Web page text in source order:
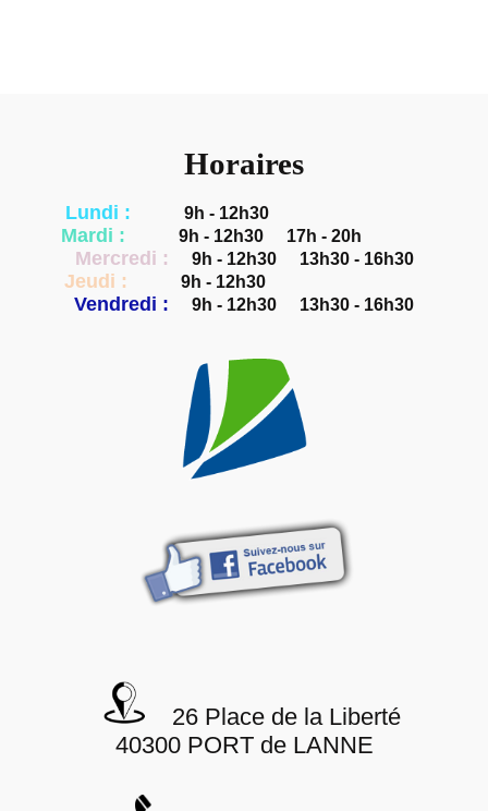
Horaires
Lundi : 9h - 12h30
Mardi : 9h - 12h30 17h - 20h
Mercredi : 9h - 12h30 13h30 - 16h30
Jeudi : 9h - 12h30
Vendredi : 9h - 12h30 13h30 - 16h30
26 Place de la Liberté
40300 PORT de LANNE